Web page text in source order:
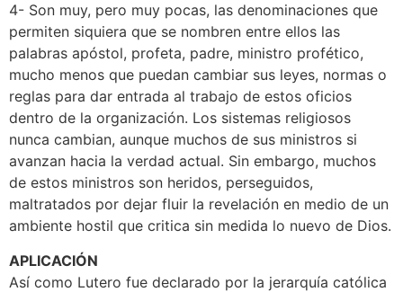
4- Son muy, pero muy pocas, las denominaciones que
permiten siquiera que se nombren entre ellos las
palabras apóstol, profeta, padre, ministro profético,
mucho menos que puedan cambiar sus leyes, normas o
reglas para dar entrada al trabajo de estos oficios
dentro de la organización. Los sistemas religiosos
nunca cambian, aunque muchos de sus ministros si
avanzan hacia la verdad actual. Sin embargo, muchos
de estos ministros son heridos, perseguidos,
maltratados por dejar fluir la revelación en medio de un
ambiente hostil que critica sin medida lo nuevo de Dios.
APLICACIÓN
Así como Lutero fue declarado por la jerarquía católica